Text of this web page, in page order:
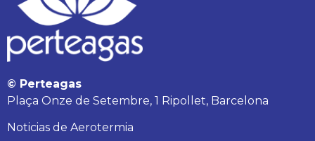
© Perteagas
Plaça Onze de Setembre, 1 Ripollet, Barcelona
Noticias de Aerotermia